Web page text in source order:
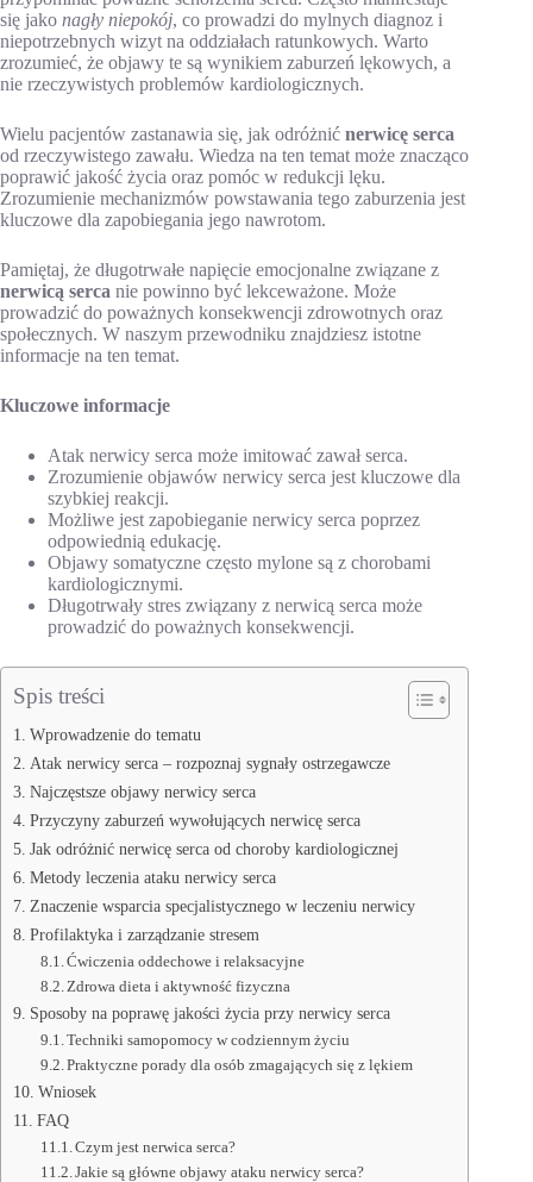
się jako nagły niepokój, co prowadzi do mylnych diagnoz i
niepotrzebnych wizyt na oddziałach ratunkowych. Warto
zrozumieć, że objawy te są wynikiem zaburzeń lękowych, a
nie rzeczywistych problemów kardiologicznych.
Wielu pacjentów zastanawia się, jak odróżnić nerwicę serca
od rzeczywistego zawału. Wiedza na ten temat może znacząco
poprawić jakość życia oraz pomóc w redukcji lęku.
Zrozumienie mechanizmów powstawania tego zaburzenia jest
kluczowe dla zapobiegania jego nawrotom.
Pamiętaj, że długotrwałe napięcie emocjonalne związane z
nerwicą serca nie powinno być lekceważone. Może
prowadzić do poważnych konsekwencji zdrowotnych oraz
społecznych. W naszym przewodniku znajdziesz istotne
informacje na ten temat.
Kluczowe informacje
Atak nerwicy serca może imitować zawał serca.
Zrozumienie objawów nerwicy serca jest kluczowe dla
szybkiej reakcji.
Możliwe jest zapobieganie nerwicy serca poprzez
odpowiednią edukację.
Objawy somatyczne często mylone są z chorobami
kardiologicznymi.
Długotrwały stres związany z nerwicą serca może
prowadzić do poważnych konsekwencji.
Spis treści
Wprowadzenie do tematu
Atak nerwicy serca – rozpoznaj sygnały ostrzegawcze
Najczęstsze objawy nerwicy serca
Przyczyny zaburzeń wywołujących nerwicę serca
Jak odróżnić nerwicę serca od choroby kardiologicznej
Metody leczenia ataku nerwicy serca
Znaczenie wsparcia specjalistycznego w leczeniu nerwicy
Profilaktyka i zarządzanie stresem
Ćwiczenia oddechowe i relaksacyjne
Zdrowa dieta i aktywność fizyczna
Sposoby na poprawę jakości życia przy nerwicy serca
Techniki samopomocy w codziennym życiu
Praktyczne porady dla osób zmagających się z lękiem
Wniosek
FAQ
Czym jest nerwica serca?
Jakie są główne objawy ataku nerwicy serca?